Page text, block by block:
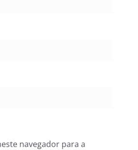
navegador para a